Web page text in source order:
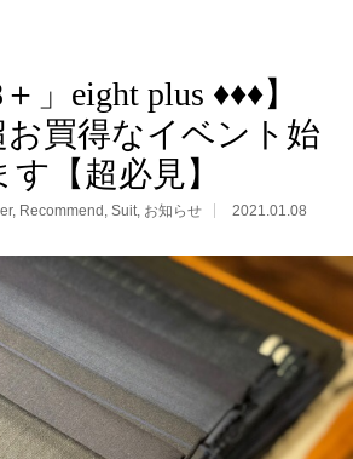
＋」eight plus ♦︎♦︎♦︎】
お買得なイベント始
す【超必見】
, Recommend , Suit, お知らせ 2021.01.08